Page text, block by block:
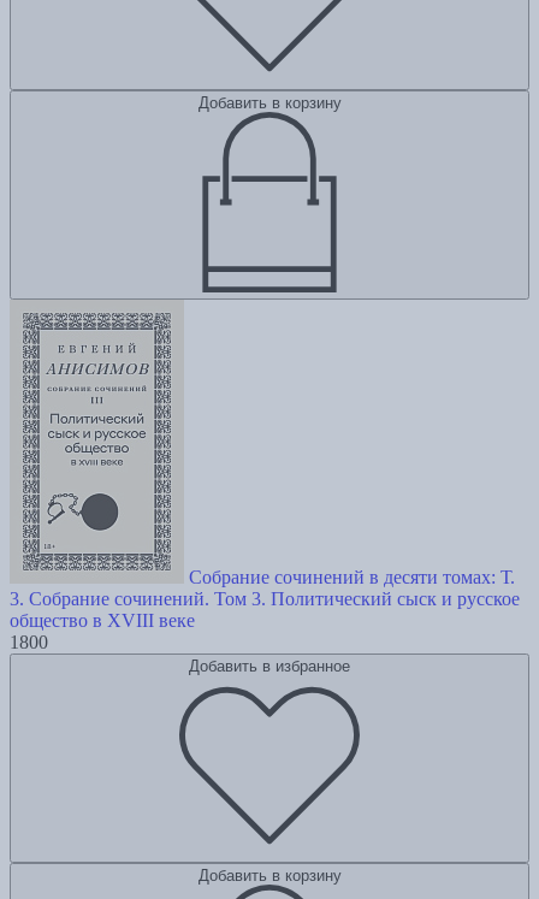
Добавить в корзину
Собрание сочинений в десяти томах: Т.
3. Собрание сочинений. Том 3. Политический сыск и русское
общество в XVIII веке
1800
Добавить в избранное
Добавить в корзину